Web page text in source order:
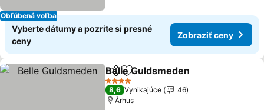
Obľúbená voľba
Vyberte dátumy a pozrite si presné
ceny
Zobraziť ceny
ZdieľaťPridať do obľúbených
Belle Guldsmeden
4 Počet hviezdičiek
8,6 Vynikajúce
46
Århus